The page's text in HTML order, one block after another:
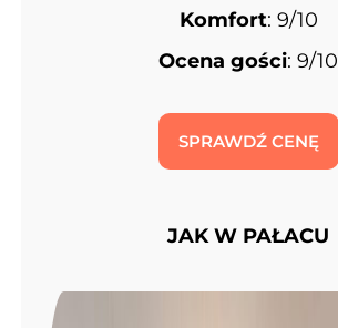
Komfort: 9/10
Ocena gości: 9/10
SPRAWDŹ CENĘ
JAK W PAŁACU